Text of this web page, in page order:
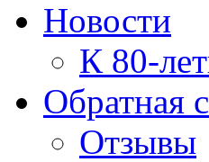
Новости
К 80-
Обратная
Отзывы